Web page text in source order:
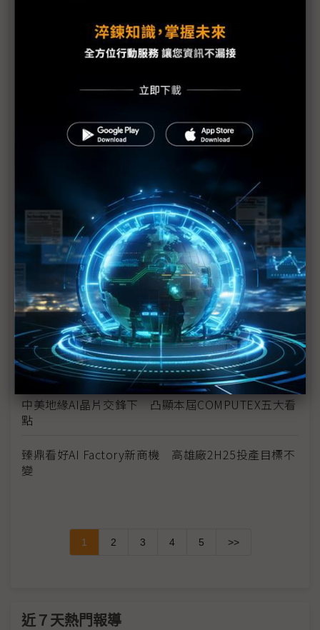
比地上運輸貴30倍 無人機送貨成本仍是挑戰
英特爾陳立武的三支箭｜《科技中心點》EP55
評析：一場台系IC設計力挺的COMPUTEX
建碁COMPUTEX展Edge IPC新品 打造高效AI科技
黃仁勳直言AI晶片管制錯誤 業界示警：對美弊大於
利
台廠參戰人形機器人 供應鏈看好鴻海、和碩拔頭籌
《科技聽IC》COMPUTEX 2025今年的新商機？
Synaptics副總裁：多元產品、自主IP助攻自家MCU
卡位邊緣AI
HDMI執行長：HDMI 2.2可成為助AI普及的基礎
中美地緣AI晶片交鋒下 凸顯本屆COMPUTEX五大看
點
臻鼎看好AI Factory新商機 高雄廠2H25投產目標不
變
1 2 3 4 5 >>
近７天熱門報導